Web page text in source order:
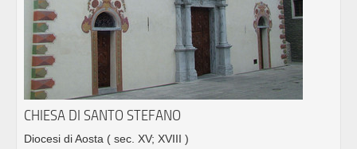
CHIESA DI SANTO STEFANO
Diocesi di Aosta ( sec. XV; XVIII )